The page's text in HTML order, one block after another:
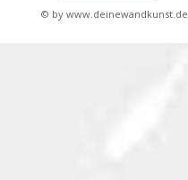
© by www.deinewandkunst.de